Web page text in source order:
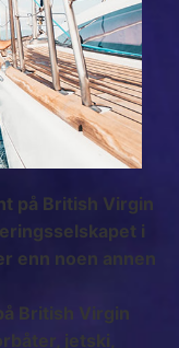
på British Virgin
i
enn noen annen
British Virgin
jetski,